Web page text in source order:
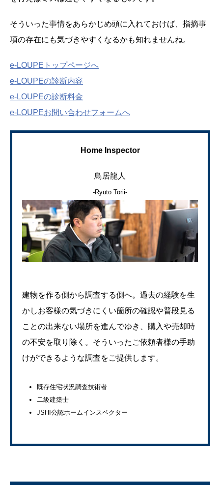
そういった事情をあらかじめ頭に入れておけば、指摘事
項の存在にも気づきやすくなるかも知れませんね。
e-LOUPEトップページへ
e-LOUPEの診断内容
e-LOUPEの診断料金
e-LOUPEお問い合わせフォームへ
Home Inspector
鳥居龍人
-Ryuto Torii-
建物を作る側から調査する側へ。過去の経験を生
かしお客様の気づきにくい箇所の確認や普段見る
ことの出来ない場所を進んでゆき、購入や売却時
の不安を取り除く。そういったご依頼者様の手助
けができるような調査をご提供します。
既存住宅状況調査技術者
二級建築士
JSHI公認ホームインスペクター